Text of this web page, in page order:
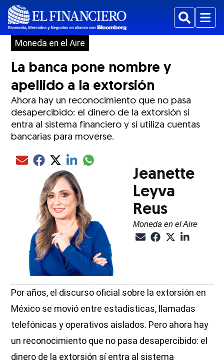
BuscarMenu
Moneda en el Aire
La banca pone nombre y
apellido a la extorsión
Ahora hay un reconocimiento que no pasa
desapercibido: el dinero de la extorsión sí
entra al sistema financiero y sí utiliza cuentas
bancarias para moverse.
Compartir el artículo actual mediante Email
Compartir el artículo actual mediante Facebook
Compartir el artículo actual mediante Twitter
Compartir el artículo actual mediante LinkedIn
Compartir el artículo actual mediante
Jeanette
Leyva
Reus
Moneda en el Aire
Por años, el discurso oficial sobre la extorsión en
México se movió entre estadísticas, llamadas
telefónicas y operativos aislados. Pero ahora hay
un reconocimiento que no pasa desapercibido: el
dinero de la extorsión sí entra al sistema